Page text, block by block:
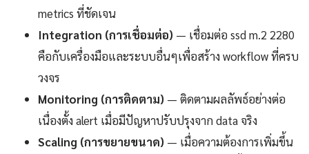
metrics ที่ชัดเจน
Integration (การเชื่อมต่อ) — เชื่อมต่อ ssd m.2 2280
คือกับเครื่องมือและระบบอื่นๆเพื่อสร้าง workflow ที่ครบ
วงจร
Monitoring (การติดตาม) — ติดตามผลลัพธ์อย่างต่อ
เนื่องตั้ง alert เมื่อมีปัญหาปรับปรุงจาก data จริง
Scaling (การขยายขนาด) — เมื่อความต้องการเพิ่มขึ้น